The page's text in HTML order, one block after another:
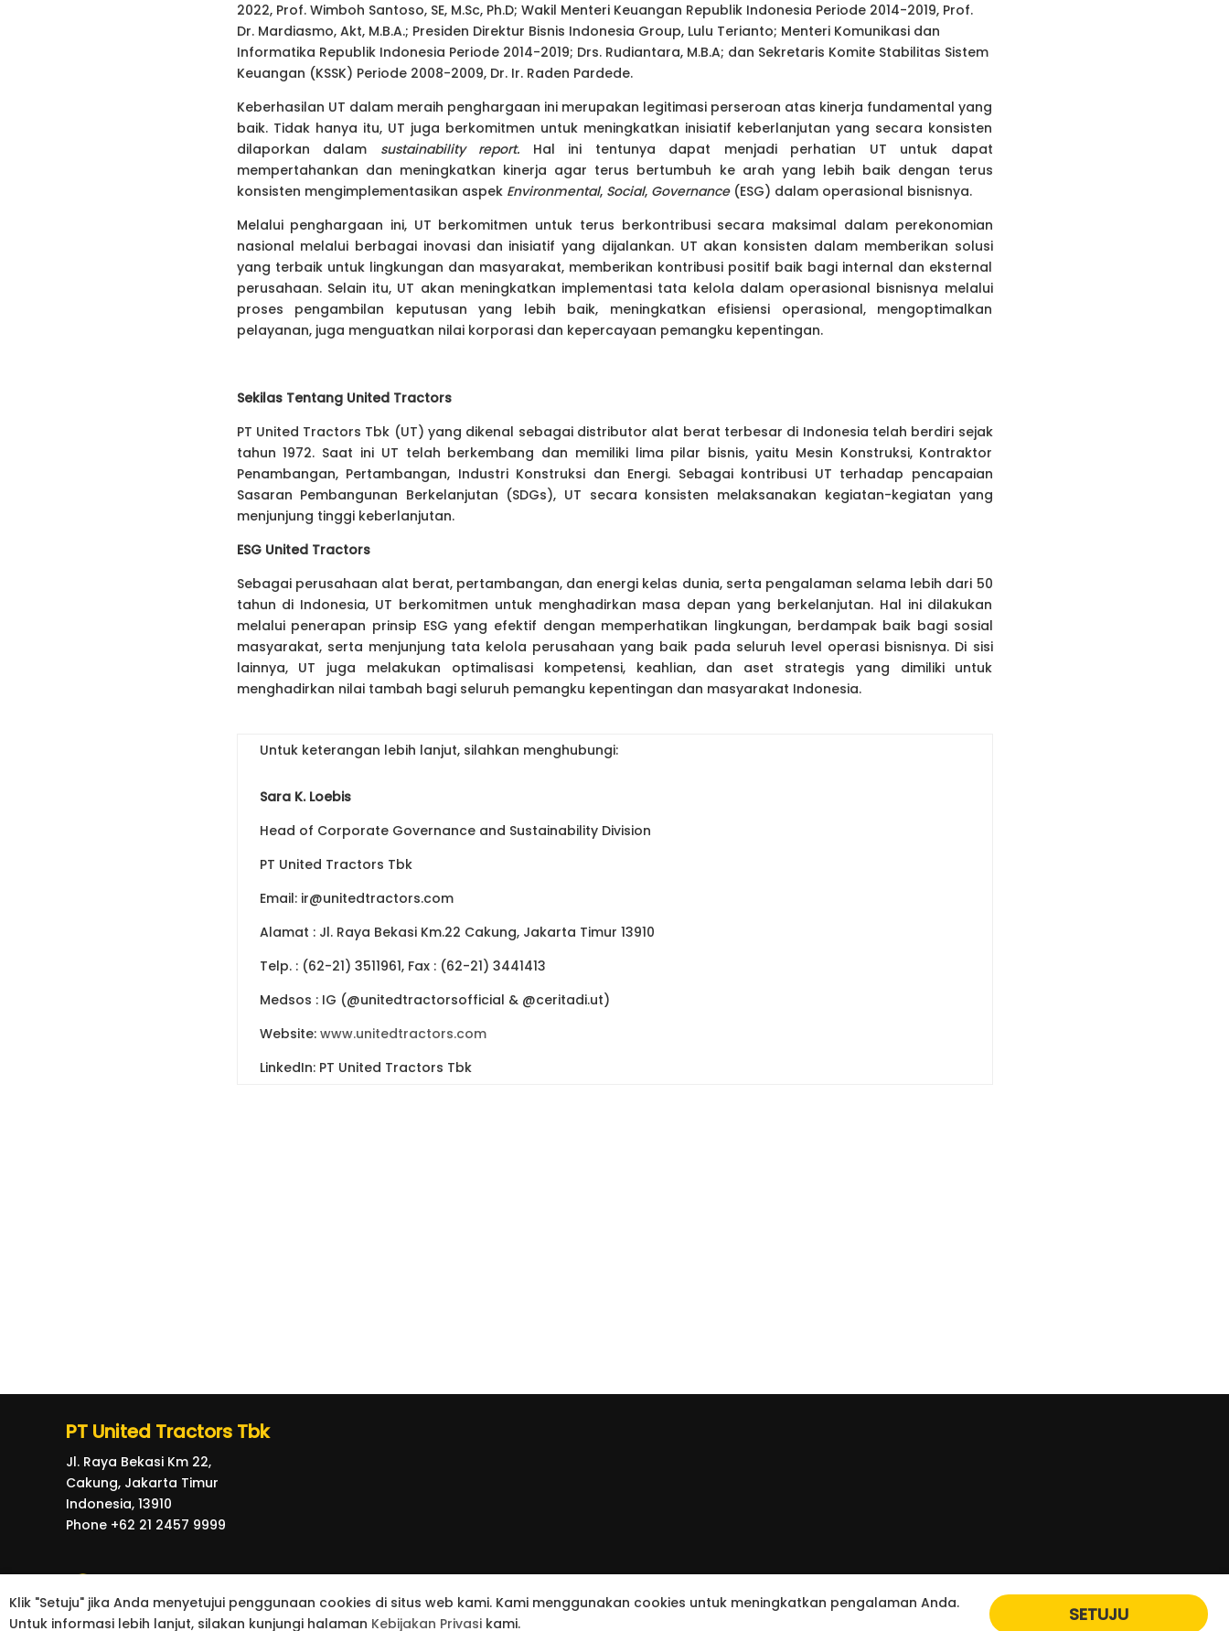
2022, Prof. Wimboh Santoso, SE, M.Sc, Ph.D; Wakil Menteri Keuangan Republik Indonesia Periode 2014-2019, Prof.
Dr. Mardiasmo, Akt, M.B.A.; Presiden Direktur Bisnis Indonesia Group, Lulu Terianto; Menteri Komunikasi dan
Informatika Republik Indonesia Periode 2014-2019; Drs. Rudiantara, M.B.A; dan Sekretaris Komite Stabilitas Sistem
Keuangan (KSSK) Periode 2008-2009, Dr. Ir. Raden Pardede.
Keberhasilan UT dalam meraih penghargaan ini merupakan legitimasi perseroan atas kinerja fundamental yang
baik. Tidak hanya itu, UT juga berkomitmen untuk meningkatkan inisiatif keberlanjutan yang secara konsisten
dilaporkan dalam sustainability report. Hal ini tentunya dapat menjadi perhatian UT untuk dapat
mempertahankan dan meningkatkan kinerja agar terus bertumbuh ke arah yang lebih baik dengan terus
konsisten mengimplementasikan aspek Environmental, Social, Governance (ESG) dalam operasional bisnisnya.
Melalui penghargaan ini, UT berkomitmen untuk terus berkontribusi secara maksimal dalam perekonomian
nasional melalui berbagai inovasi dan inisiatif yang dijalankan. UT akan konsisten dalam memberikan solusi
yang terbaik untuk lingkungan dan masyarakat, memberikan kontribusi positif baik bagi internal dan eksternal
perusahaan. Selain itu, UT akan meningkatkan implementasi tata kelola dalam operasional bisnisnya melalui
proses pengambilan keputusan yang lebih baik, meningkatkan efisiensi operasional, mengoptimalkan
pelayanan, juga menguatkan nilai korporasi dan kepercayaan pemangku kepentingan.
Sekilas Tentang United Tractors
PT United Tractors Tbk (UT) yang dikenal sebagai distributor alat berat terbesar di Indonesia telah berdiri sejak
tahun 1972. Saat ini UT telah berkembang dan memiliki lima pilar bisnis, yaitu Mesin Konstruksi, Kontraktor
Penambangan, Pertambangan, Industri Konstruksi dan Energi. Sebagai kontribusi UT terhadap pencapaian
Sasaran Pembangunan Berkelanjutan (SDGs), UT secara konsisten melaksanakan kegiatan-kegiatan yang
menjunjung tinggi keberlanjutan.
ESG United Tractors
Sebagai perusahaan alat berat, pertambangan, dan energi kelas dunia, serta pengalaman selama lebih dari 50
tahun di Indonesia, UT berkomitmen untuk menghadirkan masa depan yang berkelanjutan. Hal ini dilakukan
melalui penerapan prinsip ESG yang efektif dengan memperhatikan lingkungan, berdampak baik bagi sosial
masyarakat, serta menjunjung tata kelola perusahaan yang baik pada seluruh level operasi bisnisnya. Di sisi
lainnya, UT juga melakukan optimalisasi kompetensi, keahlian, dan aset strategis yang dimiliki untuk
menghadirkan nilai tambah bagi seluruh pemangku kepentingan dan masyarakat Indonesia.
Untuk keterangan lebih lanjut, silahkan menghubungi:
Sara K. Loebis
Head of Corporate Governance and Sustainability Division
PT United Tractors Tbk
Email: ir@unitedtractors.com
Alamat : Jl. Raya Bekasi Km.22 Cakung, Jakarta Timur 13910
Telp. : (62-21) 3511961, Fax : (62-21) 3441413
Medsos : IG (@unitedtractorsofficial & @ceritadi.ut)
Website: www.unitedtractors.com
LinkedIn: PT United Tractors Tbk
Klik "Setuju" jika Anda menyetujui penggunaan cookies di situs web kami. Kami menggunakan cookies untuk meningkatkan pengalaman Anda.
Untuk informasi lebih lanjut, silakan kunjungi halaman Kebijakan Privasi kami. SETUJU
PT United Tractors Tbk
Jl. Raya Bekasi Km 22,
Cakung, Jakarta Timur
Indonesia, 13910
Phone +62 21 2457 9999
© 2026 United Tractors all right reserved.
kebijakan Privasi